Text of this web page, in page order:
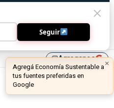
library_addAgreganos
Seguir